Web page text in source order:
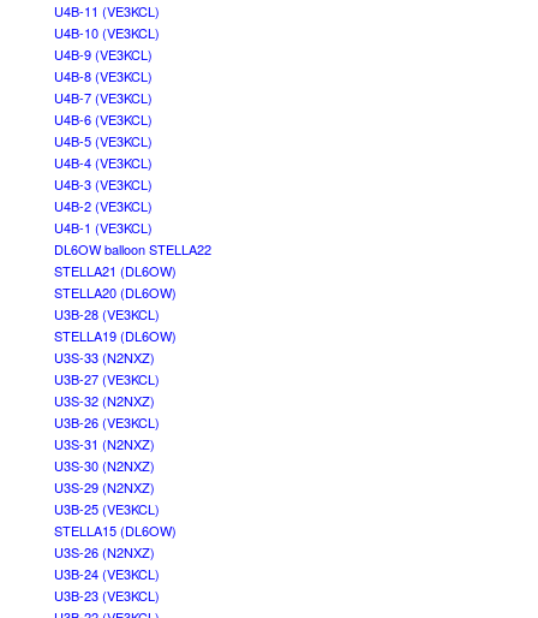
U4B-11 (VE3KCL)
U4B-10 (VE3KCL)
U4B-9 (VE3KCL)
U4B-8 (VE3KCL)
U4B-7 (VE3KCL)
U4B-6 (VE3KCL)
U4B-5 (VE3KCL)
U4B-4 (VE3KCL)
U4B-3 (VE3KCL)
U4B-2 (VE3KCL)
U4B-1 (VE3KCL)
DL6OW balloon STELLA22
STELLA21 (DL6OW)
STELLA20 (DL6OW)
U3B-28 (VE3KCL)
STELLA19 (DL6OW)
U3S-33 (N2NXZ)
U3B-27 (VE3KCL)
U3S-32 (N2NXZ)
U3B-26 (VE3KCL)
U3S-31 (N2NXZ)
U3S-30 (N2NXZ)
U3S-29 (N2NXZ)
U3B-25 (VE3KCL)
STELLA15 (DL6OW)
U3S-26 (N2NXZ)
U3B-24 (VE3KCL)
U3B-23 (VE3KCL)